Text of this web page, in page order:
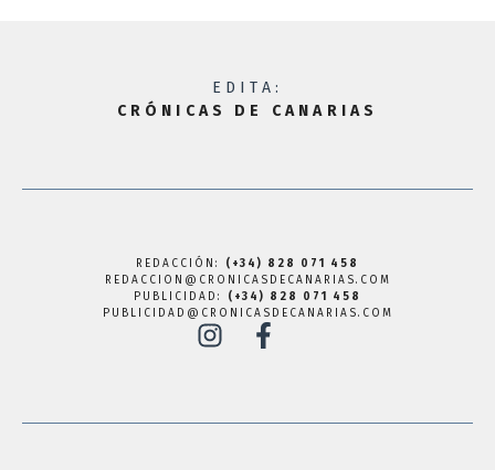
EDITA:
CRÓNICAS DE CANARIAS
REDACCIÓN: (+34) 828 071 458
REDACCION@CRONICASDECANARIAS.COM
PUBLICIDAD: (+34) 828 071 458
PUBLICIDAD@CRONICASDECANARIAS.COM